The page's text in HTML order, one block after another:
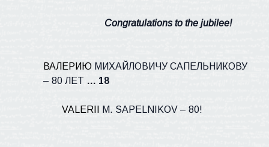
Congratulations to the jubilee!
ВАЛЕРИЮ МИХАЙЛОВИЧУ САПЕЛЬНИКОВУ
– 80 ЛЕТ … 18
VALERII M. SAPELNIKOV– 80!